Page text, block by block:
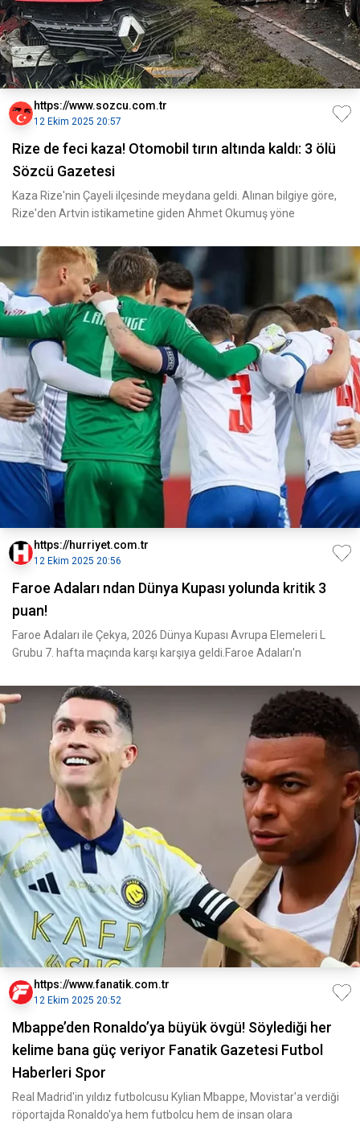
https://www.sozcu.com.tr
12 Ekim 2025 20:57
Rize de feci kaza! Otomobil tırın altında kaldı: 3 ölü
Sözcü Gazetesi
Kaza Rize'nin Çayeli ilçesinde meydana geldi. Alınan bilgiye göre,
Rize'den Artvin istikametine giden Ahmet Okumuş yöne
https://hurriyet.com.tr
12 Ekim 2025 20:56
Faroe Adaları ndan Dünya Kupası yolunda kritik 3
puan!
Faroe Adaları ile Çekya, 2026 Dünya Kupası Avrupa Elemeleri L
Grubu 7. hafta maçında karşı karşıya geldi.Faroe Adaları'n
https://www.fanatik.com.tr
12 Ekim 2025 20:52
Mbappe’den Ronaldo’ya büyük övgü! Söylediği her
kelime bana güç veriyor Fanatik Gazetesi Futbol
Haberleri Spor
Real Madrid'in yıldız futbolcusu Kylian Mbappe, Movistar'a verdiği
röportajda Ronaldo'ya hem futbolcu hem de insan olara